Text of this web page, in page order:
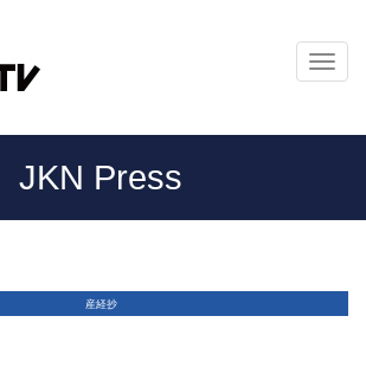
メ
ニ
ー
JKN Press
産経抄